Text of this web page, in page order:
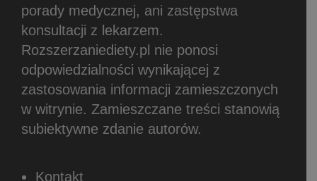
porady medycznej, ani zastępstwa
konsultacji z lekarzem.
Rozszerzaniediety.pl nie ponosi
odpowiedzialności wynikającej z
zastosowania informacji zamieszczonych
w witrynie. Zamieszczane treści stanowią
subiektywne zdanie autorów.
Kontakt